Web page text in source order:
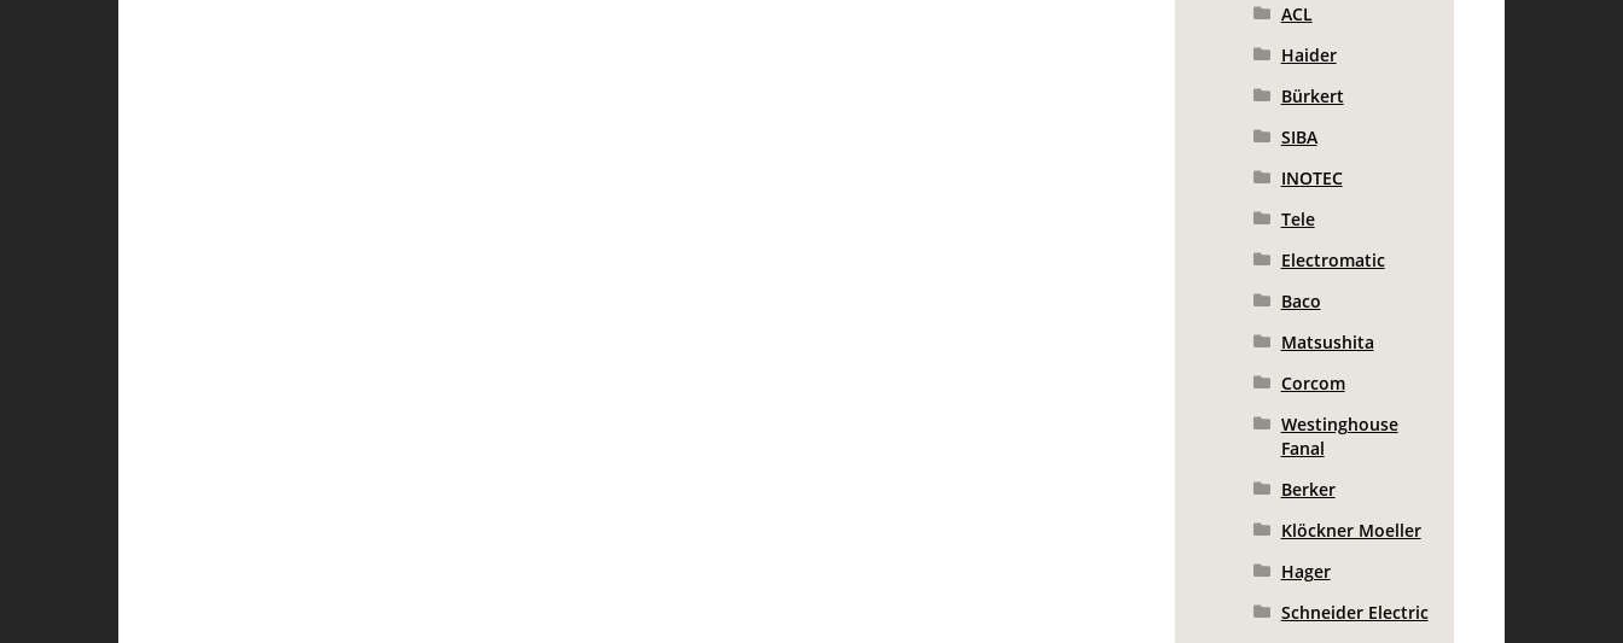
ACL
Haider
Bürkert
SIBA
INOTEC
Tele
Electromatic
Baco
Matsushita
Corcom
Westinghouse
Fanal
Berker
Klöckner Moeller
Hager
Schneider Electric